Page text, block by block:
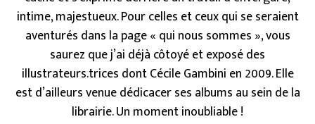
intime, majestueux. Pour celles et ceux qui se seraient
aventurés dans la page « qui nous sommes », vous
saurez que j’ai déjà côtoyé et exposé des
illustrateurs.trices dont Cécile Gambini en 2009. Elle
est d’ailleurs venue dédicacer ses albums au sein de la
librairie. Un moment inoubliable !